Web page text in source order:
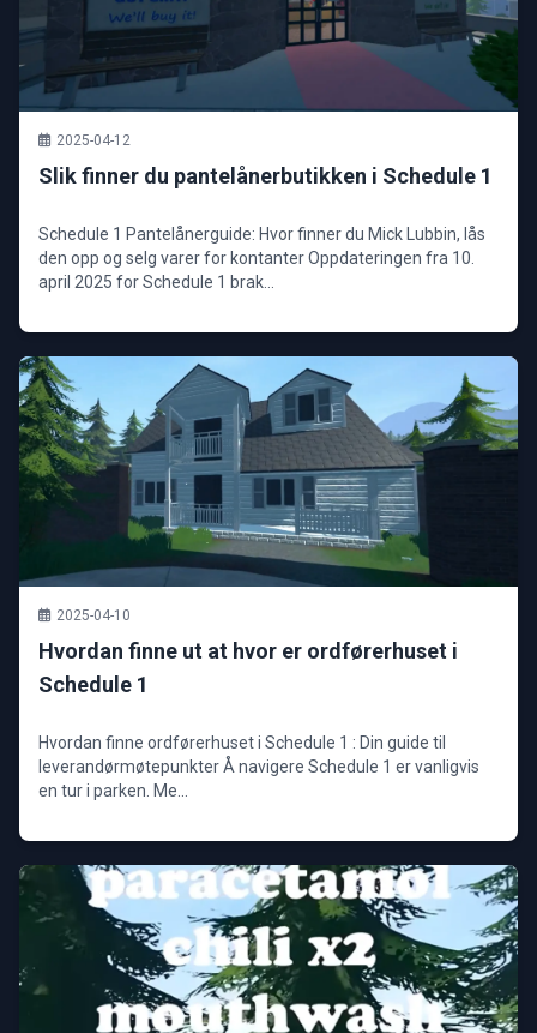
2025-04-12
Slik finner du pantelånerbutikken i Schedule 1
Schedule 1 Pantelånerguide: Hvor finner du Mick Lubbin, lås
den opp og selg varer for kontanter Oppdateringen fra 10.
april 2025 for Schedule 1 brak...
2025-04-10
Hvordan finne ut at hvor er ordførerhuset i
Schedule 1
Hvordan finne ordførerhuset i Schedule 1 : Din guide til
leverandørmøtepunkter Å navigere Schedule 1 er vanligvis
en tur i parken. Me...